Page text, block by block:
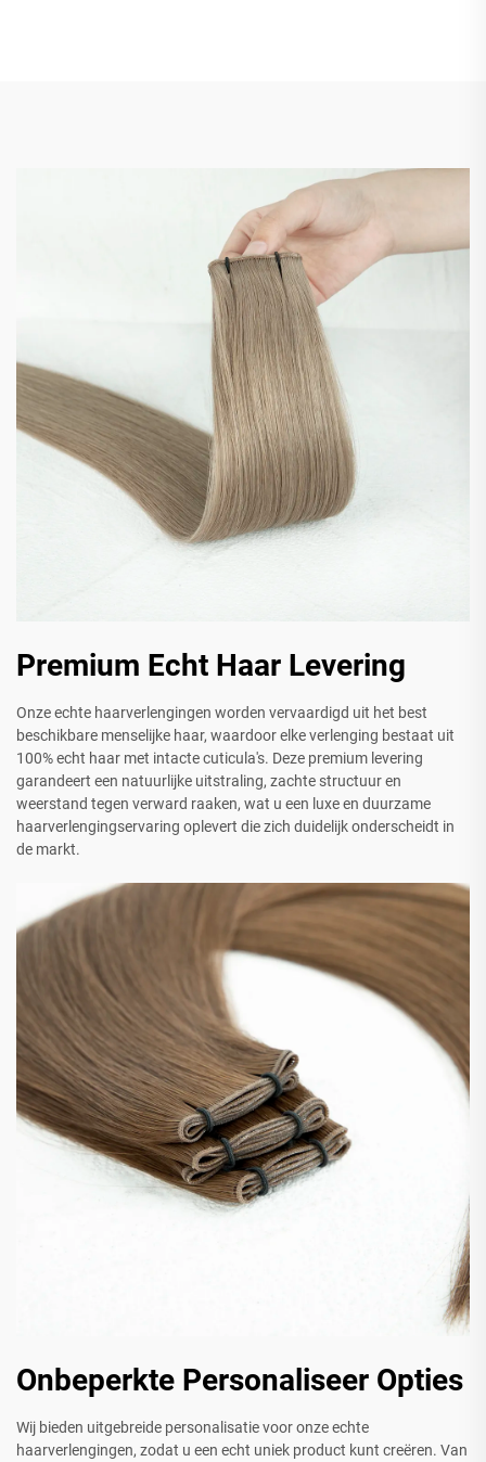
Premium Echt Haar Levering
Onze echte haarverlengingen worden vervaardigd uit het best
beschikbare menselijke haar, waardoor elke verlenging bestaat uit
100% echt haar met intacte cuticula's. Deze premium levering
garandeert een natuurlijke uitstraling, zachte structuur en
weerstand tegen verward raaken, wat u een luxe en duurzame
haarverlengingservaring oplevert die zich duidelijk onderscheidt in
de markt.
Onbeperkte Personaliseer Opties
Wij bieden uitgebreide personalisatie voor onze echte
haarverlengingen, zodat u een echt uniek product kunt creëren. Van